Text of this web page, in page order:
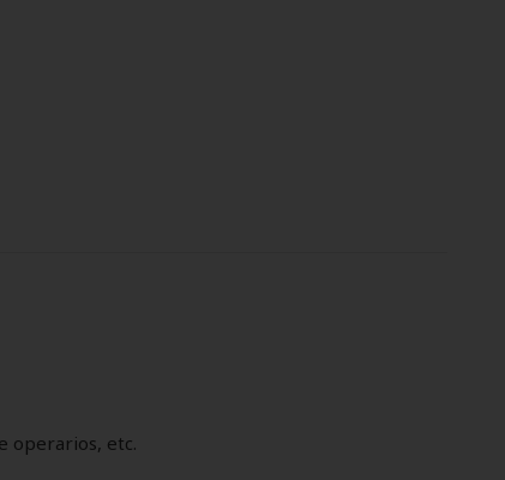
operarios, etc.